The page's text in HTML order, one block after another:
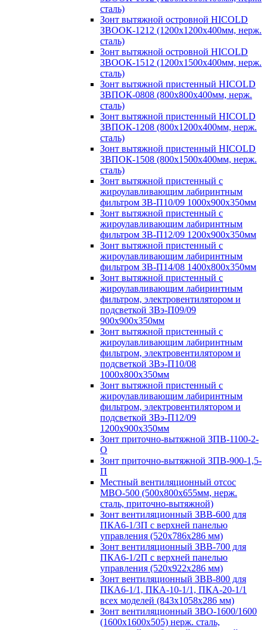
сталь)
Зонт вытяжной островной HICOLD
ЗВООК-1212 (1200x1200x400мм, нерж.
сталь)
Зонт вытяжной островной HICOLD
ЗВООК-1512 (1200х1500х400мм, нерж.
сталь)
Зонт вытяжной пристенный HICOLD
ЗВПОК-0808 (800х800х400мм, нерж.
сталь)
Зонт вытяжной пристенный HICOLD
ЗВПОК-1208 (800х1200х400мм, нерж.
сталь)
Зонт вытяжной пристенный HICOLD
ЗВПОК-1508 (800х1500х400мм, нерж.
сталь)
Зонт вытяжной пристенный с
жироулавливающим лабиринтным
фильтром ЗВ-П10/09 1000х900х350мм
Зонт вытяжной пристенный с
жироулавливающим лабиринтным
фильтром ЗВ-П12/09 1200х900х350мм
Зонт вытяжной пристенный с
жироулавливающим лабиринтным
фильтром ЗВ-П14/08 1400х800х350мм
Зонт вытяжной пристенный с
жироулавливающим лабиринтным
фильтром, электровентилятором и
подсветкой ЗВэ-П09/09
900х900х350мм
Зонт вытяжной пристенный с
жироулавливающим лабиринтным
фильтром, электровентилятором и
подсветкой ЗВэ-П10/08
1000х800х350мм
Зонт вытяжной пристенный с
жироулавливающим лабиринтным
фильтром, электровентилятором и
подсветкой ЗВэ-П12/09
1200х900х350мм
Зонт приточно-вытяжной ЗПВ-1100-2-
О
Зонт приточно-вытяжной ЗПВ-900-1,5-
П
Местный вентиляционный отсос
МВО-500 (500х800х655мм, нерж.
сталь, приточно-вытяжной)
Зонт вентиляционный ЗВВ-600 для
ПКА6-1/3П с верхней панелью
управления (520х786х286 мм)
Зонт вентиляционный ЗВВ-700 для
ПКА6-1/2П с верхней панелью
управления (520х922х286 мм)
Зонт вентиляционный ЗВВ-800 для
ПКА6-1/1, ПКА-10-1/1, ПКА-20-1/1
всех моделей (843х1058х286 мм)
Зонт вентиляционный ЗВО-1600/1600
(1600х1600х505) нерж. сталь,